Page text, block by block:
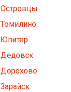
Островцы
Томилино
Юпитер
Дедовск
Дорохово
Зарайск